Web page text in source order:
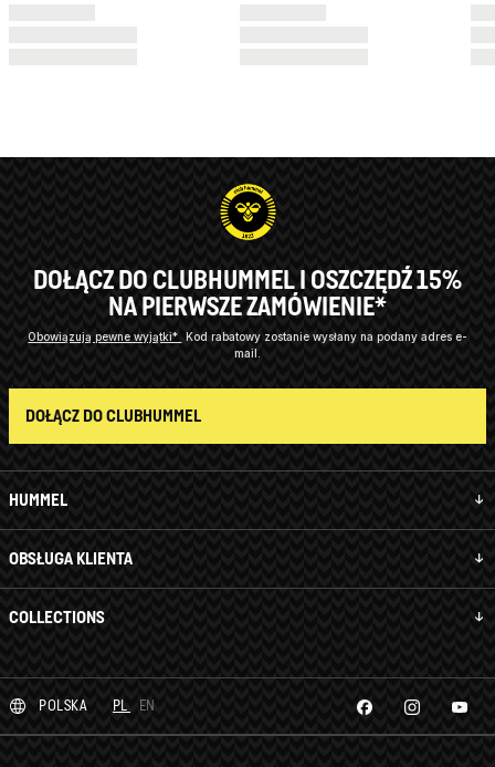
HUMMEL
OBSŁUGA KLIENTA
COLLECTIONS
DOŁĄCZ DO CLUBHUMMEL I OSZCZĘDŹ 15%
NA PIERWSZE ZAMÓWIENIE*
Obowiązują pewne wyjątki*
Kod rabatowy zostanie wysłany na podany adres e-
mail.
DOŁĄCZ DO CLUBHUMMEL
POLSKA PL EN